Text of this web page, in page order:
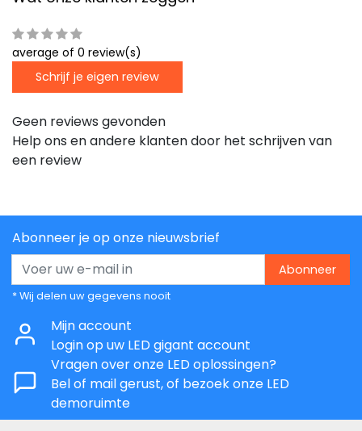
average of 0 review(s)
Schrijf je eigen review
Geen reviews gevonden
Help ons en andere klanten door het schrijven van
een review
Abonneer je op onze nieuwsbrief
Abonneer
* Wij delen uw gegevens nooit
Mijn account
Login op uw LED gigant account
Vragen over onze LED oplossingen?
Bel of mail gerust, of bezoek onze LED
demoruimte